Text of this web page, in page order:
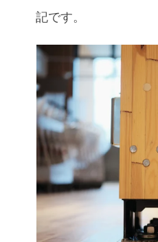
記です。